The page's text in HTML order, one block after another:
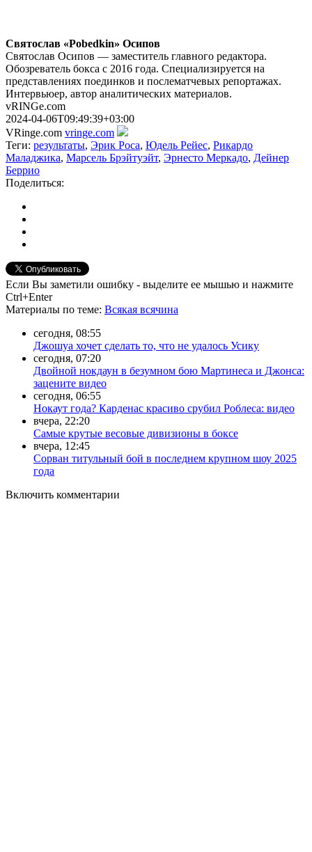
Святослав «Pobedkin» Осипов
Святослав Осипов — заместитель главного редактора.
Обозреватель бокса с 2016 года. Специализируется на
представлениях поединков и послематчевых репортажах.
Интервьюер, автор аналитических материалов.
vRINGe.com
2024-04-06T09:49:39+03:00
VRinge.com vringe.com
Теги: результаты, Эрик Роса, Юдель Рейес, Рикардо
Маладжика, Марсель Брэйтуэйт, Эрнесто Меркадо, Дейнер
Беррио
Поделиться:
Если Вы заметили ошибку - выделите ее мышью и нажмите
Ctrl+Enter
Материалы по теме: Всякая всячина
сегодня, 08:55
Джошуа хочет сделать то, что не удалось Усику
сегодня, 07:20
Двойной нокдаун в безумном бою Мартинеса и Джонса:
зацените видео
сегодня, 06:55
Нокаут года? Карденас красиво срубил Роблеса: видео
вчера, 22:20
Самые крутые весовые дивизионы в боксе
вчера, 12:45
Сорван титульный бой в последнем крупном шоу 2025
года
Включить комментарии